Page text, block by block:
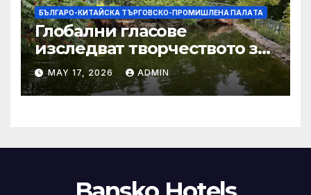
БЪЛГАРО-КИТАЙСКА ТЪРГОВСКО-ПРОМИШЛЕНА ПАЛAТА
Глобални гласове
изследват творчеството за
устойчиви градове в Wuxi
MAY 17, 2026 ADMIN